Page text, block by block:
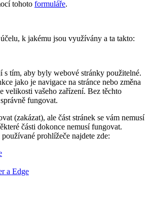
tohoto formuláře.
k jakému jsou využívány a ta takto:
s tím, aby byly webové stránky použitelné.
jako je navigace na stránce nebo změna
velikosti vašeho zařízení. Bez těchto
fungovat.
(zakázat), ale část stránek se vám nemusí
části dokonce nemusí fungovat.
prohlížeče najdete zde:
a Edge